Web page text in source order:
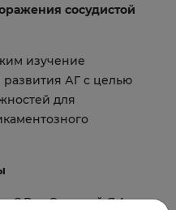
сосудистой
изучение
развития АГ с целью
для
С.В. и Орловой Я.А. от